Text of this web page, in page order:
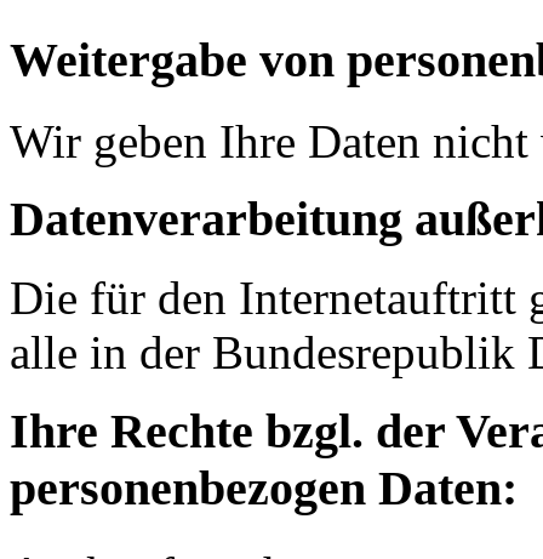
Weitergabe von
Wir geben Ihre Daten nicht
Datenverarbeitung
Die für den Internetauftritt
alle in der Bundesrepublik
Ihre Rechte bzgl. der
personenbezogen Daten: